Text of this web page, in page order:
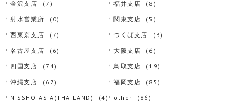
金沢支店 (7) 福井支店 (8)
射水営業所 (0) 関東支店 (5)
西東京支店 (7) つくば支店 (3)
名古屋支店 (6) 大阪支店 (6)
四国支店 (74) 鳥取支店 (19)
沖縄支店 (67) 福岡支店 (85)
NISSHO ASIA(THAILAND) (4) other (86)